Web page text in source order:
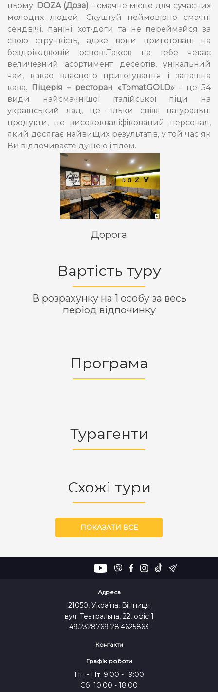
ньому. DOZA (Доза) – смачне місце для сучасних
молодих людей. Скуштуй неймовірно смачні
сендвічі, паніні, хот-доги та не переймайся за
свою стрункість, адже вони приготовані на
бездріжджовій основі.Також на тебе чекає
величезний асортимент десертів, унікальний
чай, какао власного приготування і запашна
кава.
Піцерія – ресторан «TomatGOLD» – це 54
види найсмачнішої італійської піци на
український лад, це тільки свіжі натуральні
продукти, це висококваліфікований персонал,
який досягає найвищих результатів, у той час як
Ви відпочиваєте душею і тілом.
Дорога
Вартість туру
В розрахунку на 1 особу за весь
період відпочинку
Програма
Турагенти
Схожі тури
ПОКАЗАТИ ВСЕ
Адреса
21050, Україна, Вінниця
вул. Театральна, 22, офіс 1
49.2328769 28.4625863
Контакти
Графік роботи
Пн - Пт: 9:00 - 19:00
Сб: 10:00 - 18:00